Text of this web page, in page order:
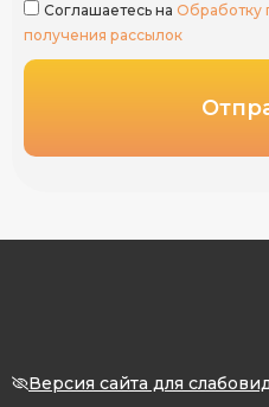
Соглашаетесь на Обработку
получения рассылок
Версия сайта для